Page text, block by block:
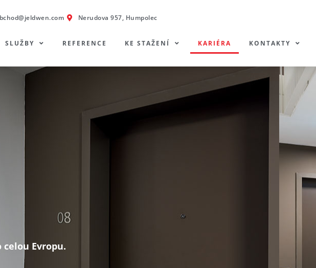
Nerudova 957, Humpolec
SLUŽBY REFERENCE KE STAŽENÍ KARIÉRA KONTAKTY
Evropu.